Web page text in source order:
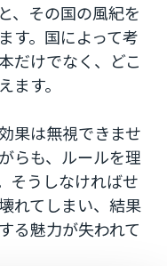
、その国の風紀を
す。国によって考
だけでなく、どこ
す。
果は無視できませ
らも、ルールを理
そうしなければせ
れてしまい、結果
る魅力が失われて